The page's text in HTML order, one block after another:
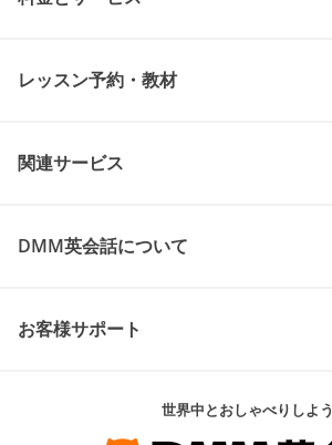
レッスン予約・教材
関連サービス
DMM英会話について
お客様サポート
世界中とおしゃべりしよう